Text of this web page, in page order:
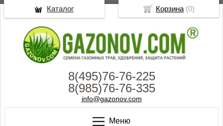
8(495)76-76-225
8(985)76-76-335
info@gazonov.com
Меню
Корзина(0)
Каталог